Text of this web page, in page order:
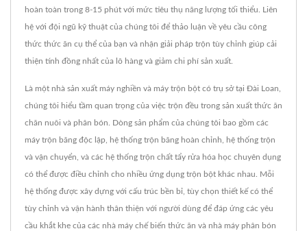
hoàn toàn trong 8-15 phút với mức tiêu thụ năng lượng tối thiểu. Liên
hệ với đội ngũ kỹ thuật của chúng tôi để thảo luận về yêu cầu công
thức thức ăn cụ thể của bạn và nhận giải pháp trộn tùy chỉnh giúp cải
thiện tính đồng nhất của lô hàng và giảm chi phí sản xuất.
Là một nhà sản xuất máy nghiền và máy trộn bột có trụ sở tại Đài Loan,
chúng tôi hiểu tầm quan trọng của việc trộn đều trong sản xuất thức ăn
chăn nuôi và phân bón. Dòng sản phẩm của chúng tôi bao gồm các
máy trộn băng độc lập, hệ thống trộn băng hoàn chỉnh, hệ thống trộn
và vận chuyển, và các hệ thống trộn chất tẩy rửa hóa học chuyên dụng
có thể được điều chỉnh cho nhiều ứng dụng trộn bột khác nhau. Mỗi
hệ thống được xây dựng với cấu trúc bền bỉ, tùy chọn thiết kế có thể
tùy chỉnh và vận hành thân thiện với người dùng để đáp ứng các yêu
cầu khắt khe của các nhà máy chế biến thức ăn và nhà máy phân bón